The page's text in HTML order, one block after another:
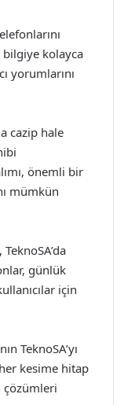
bilgiye kolayca
yorumlarını
cazip hale
önemli bir
mümkün
günlük
için
TeknoSA’yı
kesime hitap
çözümleri